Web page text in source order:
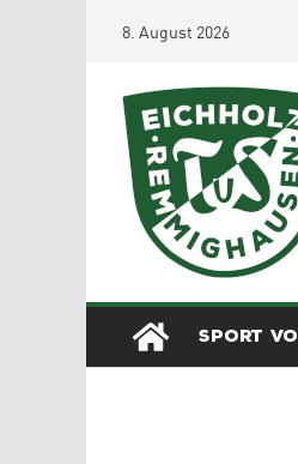
springen
8. August 2026
SPORT